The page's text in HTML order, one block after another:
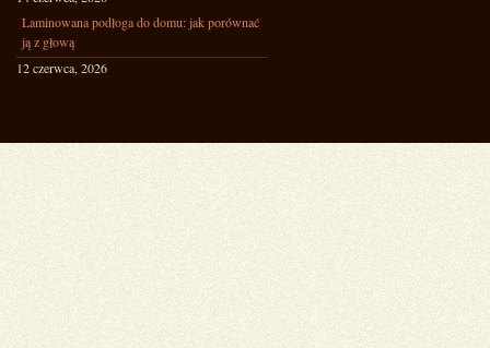
Laminowana podłoga do domu: jak porównać
ją z głową
12 czerwca, 2026